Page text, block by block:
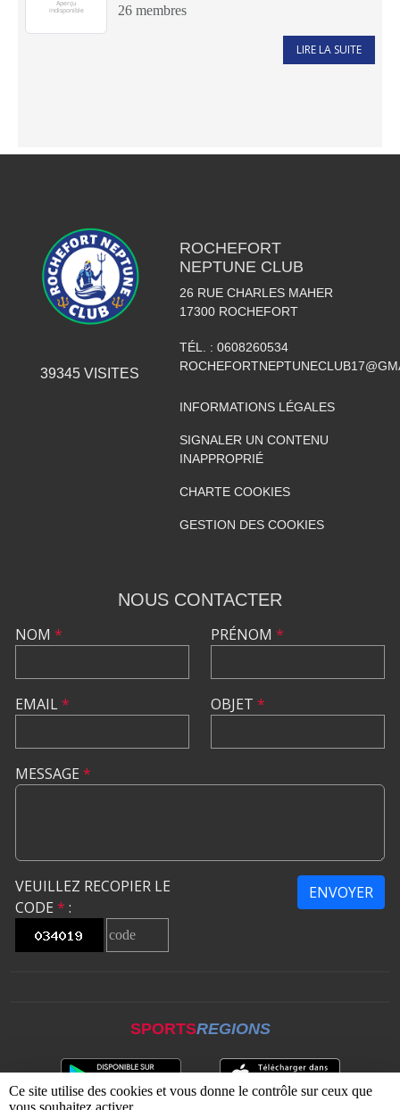
26 membres
LIRE LA SUITE
39345VISITES
ROCHEFORT
NEPTUNE CLUB
26 RUE CHARLES MAHER
17300 ROCHEFORT
TÉL. : 0608260534
INFORMATIONS LÉGALES
SIGNALER UN CONTENU
INAPPROPRIÉ
CHARTE COOKIES
GESTION DES COOKIES
NOUS CONTACTER
NOM *
EMAIL*
PRÉNOM *
OBJET *
MESSAGE *
VEUILLEZ RECOPIER LE
CODE * :
ENVOYER
SPORTSREGIONS
Ce site utilise des cookies et vous donne le contrôle sur ceux que
vous souhaitez activer